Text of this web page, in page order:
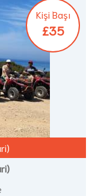
Kişi Başı
£35